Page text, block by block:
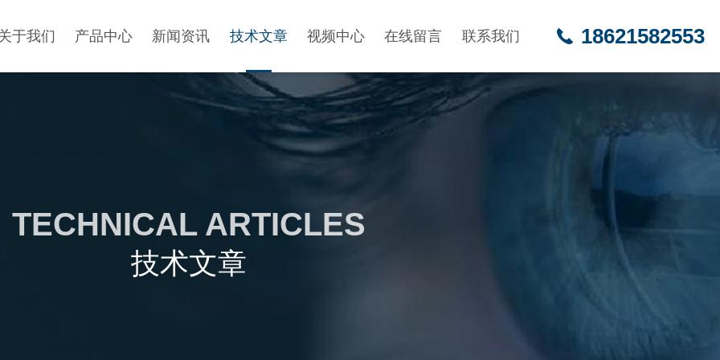
于我们 产品中心 新闻资讯 技术文章 视频中心 在线留言 联系我们 18621582553
TECHNICAL ARTICLES
技术文章